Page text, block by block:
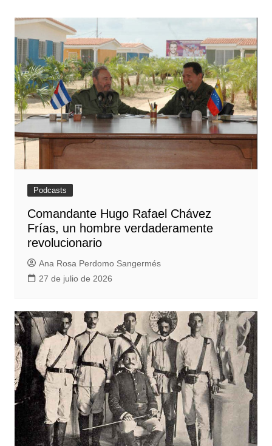
Podcasts
Comandante Hugo Rafael Chávez
Frías, un hombre verdaderamente
revolucionario
Ana Rosa Perdomo Sangermés
27 de julio de 2026